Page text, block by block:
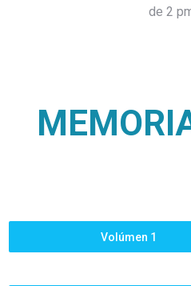
de 2
Volúmen 1